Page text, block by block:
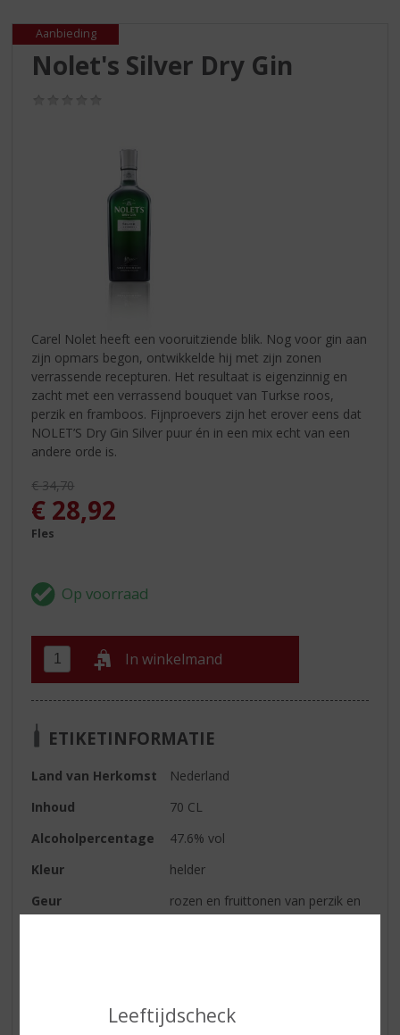
p
Leeftijdscheck
Aanbieding
Nolet's Silver Dry Gin
Carel Nolet heeft een vooruitziende blik. Nog voor gin aan
zijn opmars begon, ontwikkelde hij met zijn zonen
verrassende recepturen. Het resultaat is eigenzinnig en
zacht met een verrassend bouquet van Turkse roos,
perzik en framboos. Fijnproevers zijn het erover eens dat
NOLET’S Dry Gin Silver puur én in een mix echt van een
andere orde is.
Originele prijs was:
€34,70
, Huidige prijs is:
€ 28,92
Fles
In winkelmand
ETIKETINFORMATIE
Land van Herkomst
Nederland
Inhoud
70 CL
Alcoholpercentage
47.6% vol
Kleur
helder
Geur
rozen en fruittonen van perzik en
framboos